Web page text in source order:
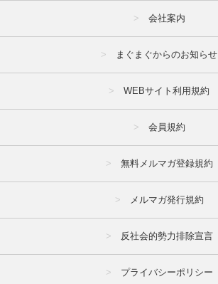
会社案内
まぐまぐからのお知らせ
WEBサイト利用規約
会員規約
無料メルマガ登録規約
メルマガ発行規約
反社会的勢力排除宣言
プライバシーポリシー